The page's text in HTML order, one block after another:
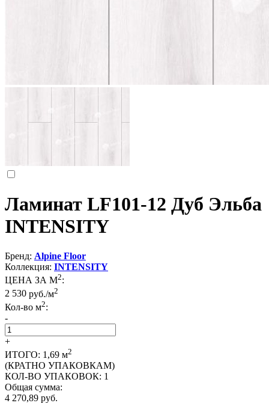
Ламинат LF101-12 Дуб Эльба
INTENSITY
Бренд: Alpine Floor
Коллекция: INTENSITY
ЦЕНА ЗА М2:
2 530 руб./м2
Кол-во м2:
-
+
ИТОГО: 1,69 м2
(КРАТНО УПАКОВКАМ)
КОЛ-ВО УПАКОВОК: 1
Общая сумма:
4 270,89 руб.